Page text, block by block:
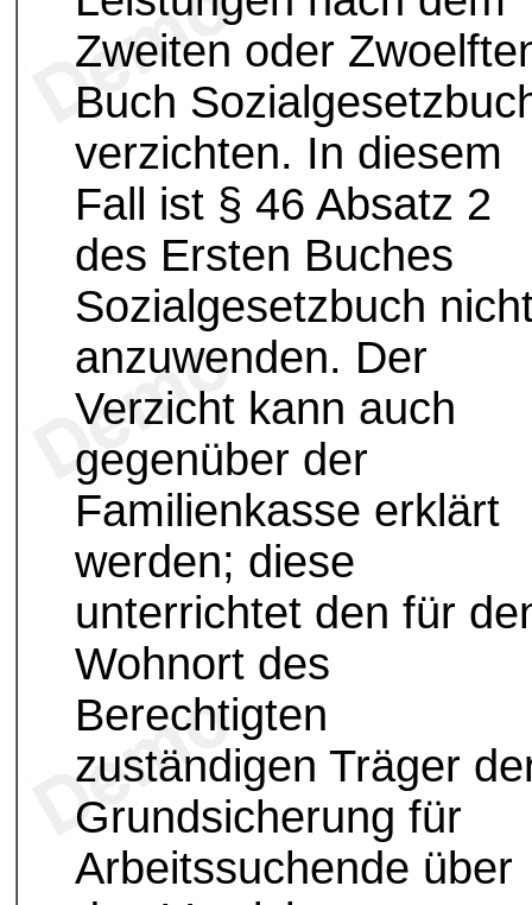
Zweiten oder
Buch
verzichten. In diesem
Fall ist § 46 Absatz 2
des Ersten Buches
Sozialgesetzbuch
anzuwenden. Der
Verzicht kann auch
gegenüber der
Familienkasse erklärt
werden; diese
unterrichtet den für
Wohnort des
Berechtigten
zuständigen Träger
Grundsicherung für
Arbeitssuchende über